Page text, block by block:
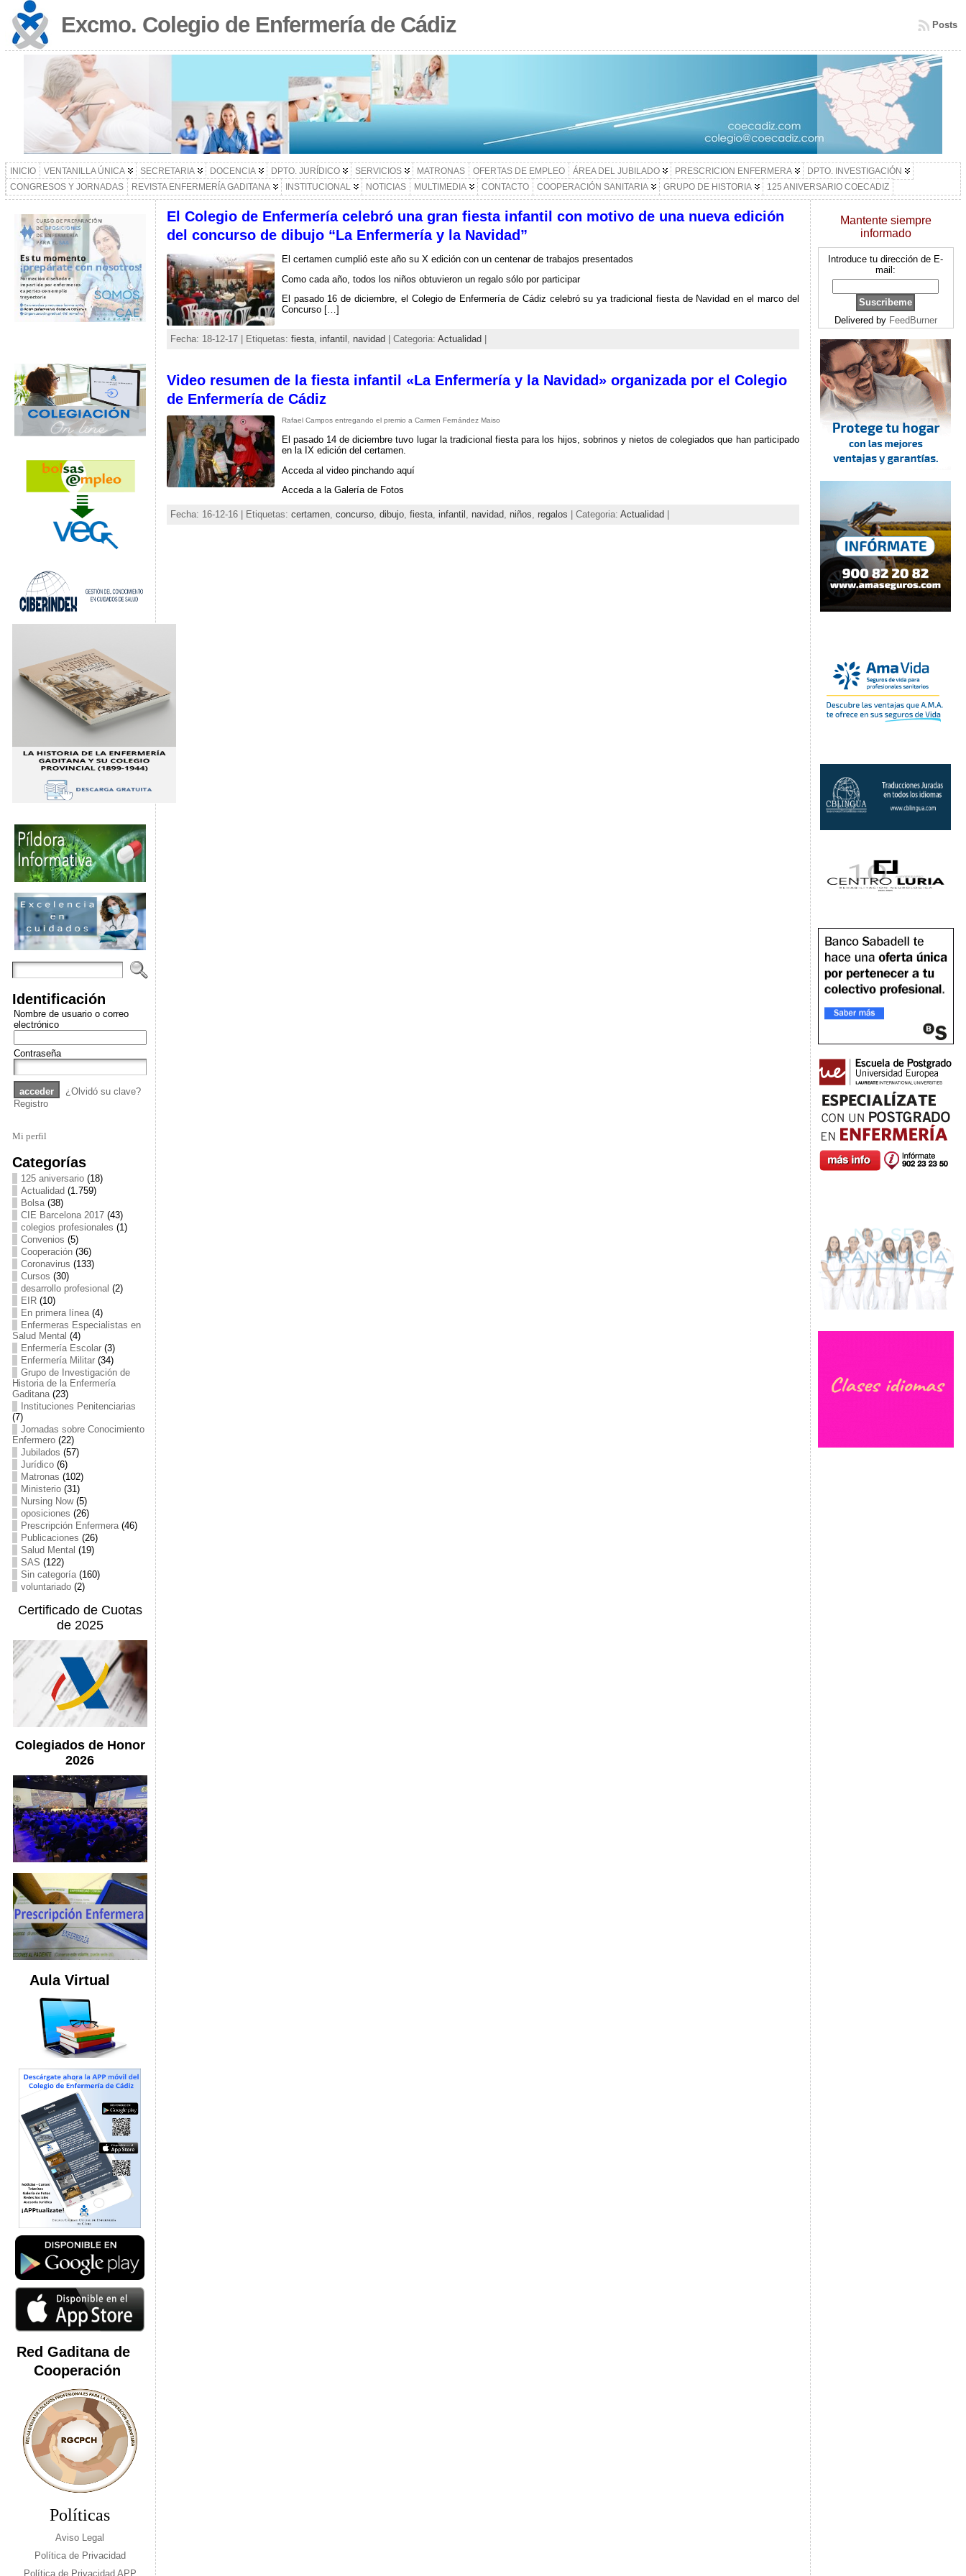
Excmo. Colegio de Enfermería de Cádiz Posts
INICIO VENTANILLA ÚNICA SECRETARIA DOCENCIA DPTO. JURÍDICO SERVICIOS MATRONAS OFERTAS DE EMPLEO ÁREA DEL JUBILADO PRESCRICION ENFERMERA
DPTO. INVESTIGACIÓN
CONGRESOS Y JORNADAS
REVISTA ENFERMERÍA GADITANA INSTITUCIONAL NOTICIAS MULTIMEDIA CONTACTO COOPERACIÓN SANITARIA GRUPO DE HISTORIA 125 ANIVERSARIO COECADIZ
Identificación
Nombre de usuario o correo
electrónico
Contraseña
¿Olvidó su clave?
Registro
Mi perfil
Categorías
125 aniversario(18)
Actualidad (1.759)
Bolsa(38)
CIE Barcelona 2017(43)
colegios profesionales (1)
Convenios (5)
Cooperación(36)
Coronavirus (133)
Cursos (30)
desarrollo profesional (2)
EIR(10)
En primera línea(4)
Enfermeras Especialistas en
Salud Mental (4)
Enfermería Escolar(3)
Enfermería Militar(34)
Grupo de Investigación de
Historia de la Enfermería
Gaditana(23)
Instituciones Penitenciarias
(7)
Jornadas sobre Conocimiento
Enfermero(22)
Jubilados (57)
Jurídico(6)
Matronas (102)
Ministerio(31)
Nursing Now(5)
oposiciones (26)
Prescripción Enfermera(46)
Publicaciones (26)
Salud Mental (19)
SAS (122)
Sin categoría(160)
voluntariado(2)
Certificado de Cuotas
de 2025
Colegiados de Honor
2026
Aula Virtual
Red Gaditana de
Cooperación
Políticas
Aviso Legal
Política de Privacidad
Política de Privacidad APP
El Colegio de Enfermería celebró una gran fiesta infantil con motivo de una nueva edición
del concurso de dibujo “La Enfermería y la Navidad”
El certamen cumplió este año su X edición con un centenar de trabajos presentados
Como cada año, todos los niños obtuvieron un regalo sólo por participar
El pasado 16 de diciembre, el Colegio de Enfermería de Cádiz celebró su ya tradicional fiesta de Navidad en el marco del
Concurso […]
Fecha: 18-12-17 | Etiquetas: fiesta, infantil navidad | Categoria: Actualidad
Video resumen de la fiesta infantil «La Enfermería y la Navidad» organizada por el Colegio
de Enfermería de Cádiz
Rafael Campos entregando el premio a Carmen Fernández Maiso
El pasado 14 de diciembre tuvo lugar la tradicional fiesta para los hijos, sobrinos y nietos de colegiados que han participado
en la IX edición del certamen.
Acceda al video pinchando aquí
Acceda a la Galería de Fotos
Fecha: 16-12-16 | Etiquetas: certamen, concurso, dibujo, fiesta, infantil , navidad, niños, regalos | Categoria: Actualidad
Mantente siempre
informado
Introduce tu dirección de E-
mail:
Delivered by FeedBurner